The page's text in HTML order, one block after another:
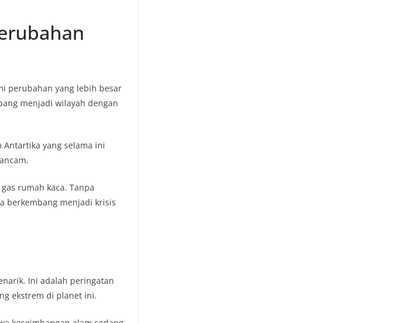
perubahan yang lebih besar
menjadi wilayah dengan
yang selama ini
rumah kaca. Tanpa
berkembang menjadi krisis
Ini adalah peringatan
ekstrem di planet ini.